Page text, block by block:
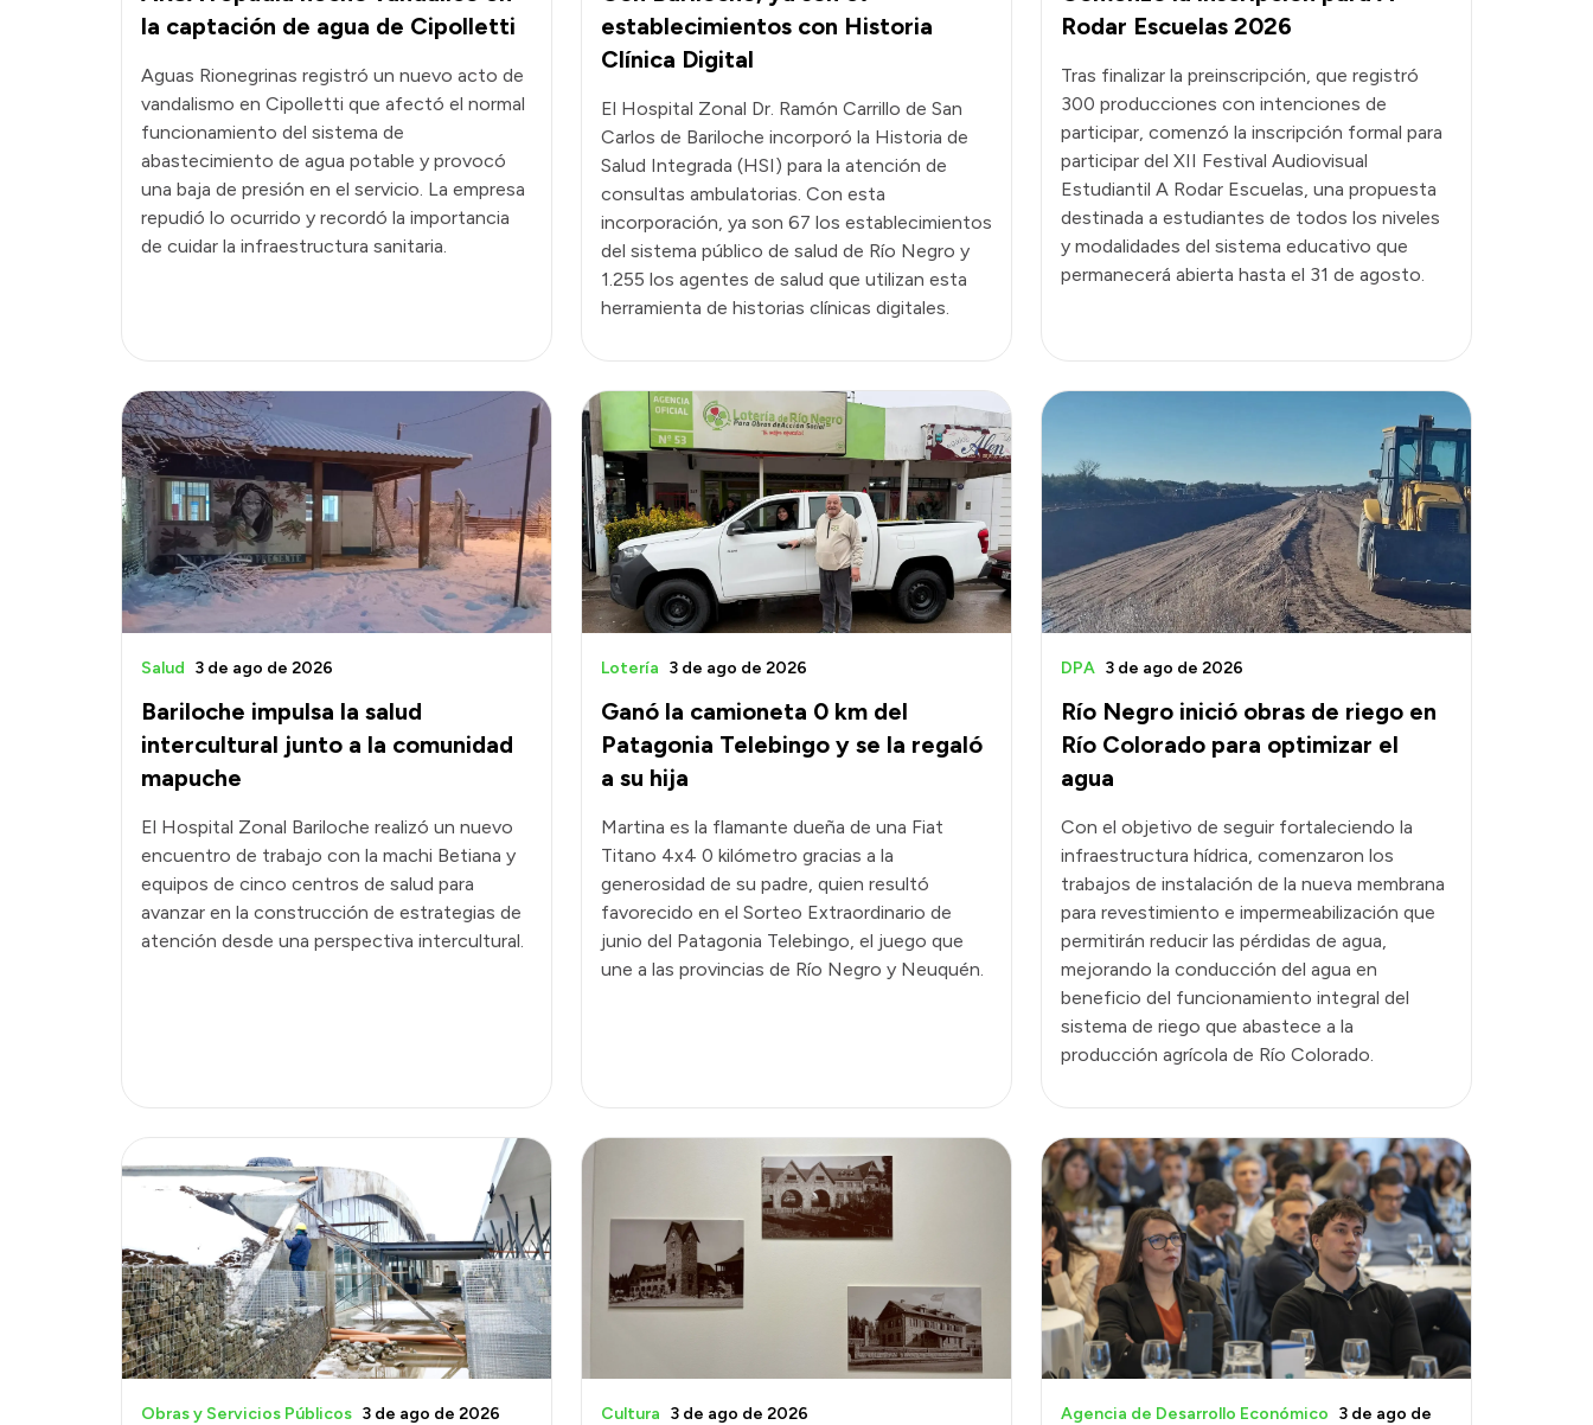
la captación de agua de Cipolletti
Aguas Rionegrinas registró un nuevo acto de
vandalismo en Cipolletti que afectó el normal
funcionamiento del sistema de
abastecimiento de agua potable y provocó
una baja de presión en el servicio. La empresa
repudió lo ocurrido y recordó la importancia
de cuidar la infraestructura sanitaria.
establecimientos con Historia
Clínica Digital
El Hospital Zonal Dr. Ramón Carrillo de San
Carlos de Bariloche incorporó la Historia de
Salud Integrada (HSI) para la atención de
consultas ambulatorias. Con esta
incorporación, ya son 67 los establecimientos
del sistema público de salud de Río Negro y
1.255 los agentes de salud que utilizan esta
herramienta de historias clínicas digitales.
Rodar Escuelas 2026
Tras finalizar la preinscripción, que registró
300 producciones con intenciones de
participar, comenzó la inscripción formal para
participar del XII Festival Audiovisual
Estudiantil A Rodar Escuelas, una propuesta
destinada a estudiantes de todos los niveles
y modalidades del sistema educativo que
permanecerá abierta hasta el 31 de agosto.
Bariloche impulsa la salud
intercultural junto a la comunidad
mapuche
Salud 3 de ago de 2026
El Hospital Zonal Bariloche realizó un nuevo
encuentro de trabajo con la machi Betiana y
equipos de cinco centros de salud para
avanzar en la construcción de estrategias de
atención desde una perspectiva intercultural.
Ganó la camioneta 0 km del
Patagonia Telebingo y se la regaló
a su hija
Lotería 3 de ago de 2026
Martina es la flamante dueña de una Fiat
Titano 4x4 0 kilómetro gracias a la
generosidad de su padre, quien resultó
favorecido en el Sorteo Extraordinario de
junio del Patagonia Telebingo, el juego que
une a las provincias de Río Negro y Neuquén.
Río Negro inició obras de riego en
Río Colorado para optimizar el
agua
DPA 3 de ago de 2026
Con el objetivo de seguir fortaleciendo la
infraestructura hídrica, comenzaron los
trabajos de instalación de la nueva membrana
para revestimiento e impermeabilización que
permitirán reducir las pérdidas de agua,
mejorando la conducción del agua en
beneficio del funcionamiento integral del
sistema de riego que abastece a la
producción agrícola de Río Colorado.
Obras y Servicios Públicos 3 de ago de 2026 Cultura 3 de ago de 2026 Agencia de Desarrollo Económico 3 de ago de